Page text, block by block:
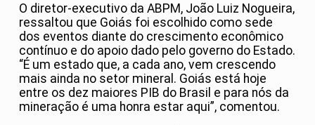
O diretor-executivo da ABPM, João Luiz Nogueira,
ressaltou que Goiás foi escolhido como sede
dos eventos diante do crescimento econômico
contínuo e do apoio dado pelo governo do Estado.
“É um estado que, a cada ano, vem crescendo
mais ainda no setor mineral. Goiás está hoje
entre os dez maiores PIB do Brasil e para nós da
mineração é uma honra estar aqui”, comentou.